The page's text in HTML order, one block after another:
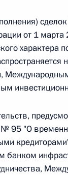
г. №
и 102 части
кодекс
от 1
характера
95 "О
банком